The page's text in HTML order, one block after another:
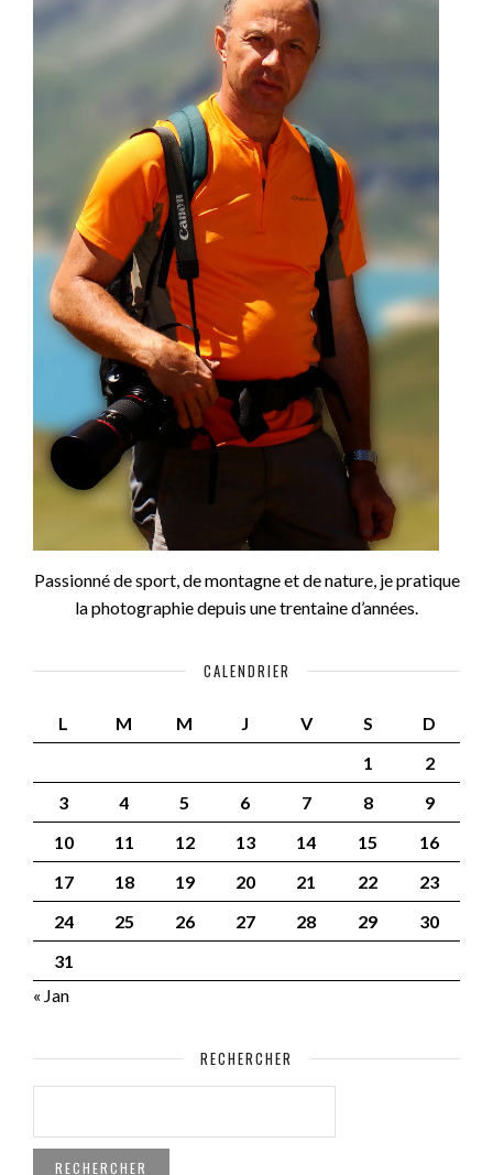
Passionné de sport, de montagne et de nature, je pratique
la photographie depuis une trentaine d’années.
CALENDRIER
L M M J V S
D
1
2
3
4 5 6 7 8
9
10
11 12 13 14 15
16
17
18 19 20 21 22
23
24
25 26 27 28 29
30
31
« Jan
RECHERCHER